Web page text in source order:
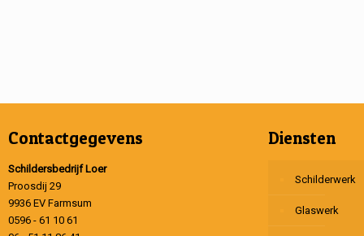
Contactgegevens
Schildersbedrijf Loer
Proosdij 29
9936 EV Farmsum
0596 - 61 10 61
Diensten
Schilderwerk
Glaswerk